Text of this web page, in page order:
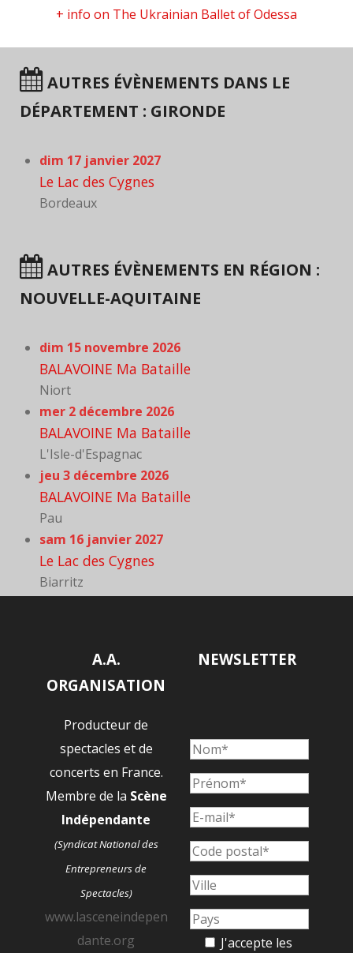
+ info on The Ukrainian Ballet of Odessa
AUTRES ÉVÈNEMENTS DANS LE
DÉPARTEMENT : GIRONDE
dim 17 janvier 2027
Le Lac des Cygnes
Bordeaux
AUTRES ÉVÈNEMENTS EN RÉGION :
NOUVELLE-AQUITAINE
dim 15 novembre 2026
BALAVOINE Ma Bataille
Niort
mer 2 décembre 2026
BALAVOINE Ma Bataille
L'Isle-d'Espagnac
jeu 3 décembre 2026
BALAVOINE Ma Bataille
Pau
sam 16 janvier 2027
Le Lac des Cygnes
Biarritz
A.A.
ORGANISATION
Producteur de
spectacles et de
concerts en France.
Membre de la Scène
Indépendante
(Syndicat National des
Entrepreneurs de
Spectacles)
www.lasceneindepen
dante.org
NEWSLETTER
J'accepte les